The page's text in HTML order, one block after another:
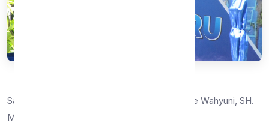
Sambutan oleh Kadin Disbudpar, Ida Ayu Made Wahyuni, SH.
M.Si